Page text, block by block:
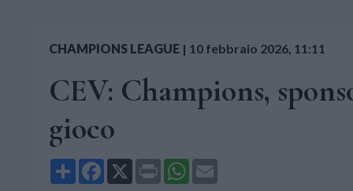
CHAMPIONS LEAGUE | 10 febbraio 2026, 11:11
CEV: Champions,
gioco
Share Facebook
X Print WhatsApp